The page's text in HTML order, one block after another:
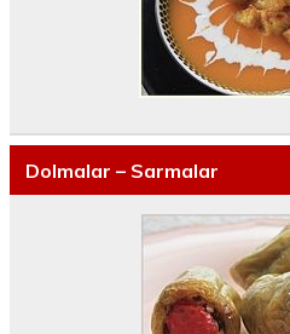
Dolmalar – Sarmalar